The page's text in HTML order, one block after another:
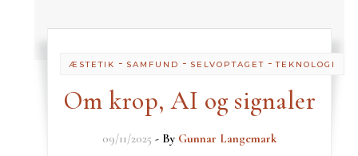
ÆSTETIK - SAMFUND - SELVOPTAGET -TEKNOLOGI
Om krop, AI og signaler
09/11/2025 - By Gunnar Langemark